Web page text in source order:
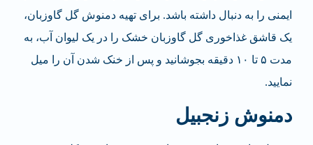
ایمنی را به دنبال داشته باشد. برای تهیه دمنوش گل گاوزبان،
یک قاشق غذاخوری گل گاوزبان خشک را در یک لیوان آب، به
مدت ۵ تا ۱۰ دقیقه بجوشانید و پس از خنک شدن آن را میل
نمایید.
دمنوش زنجبیل